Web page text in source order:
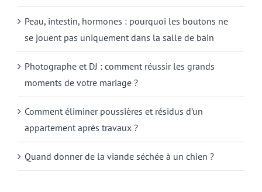
Peau, intestin, hormones : pourquoi les boutons ne
se jouent pas uniquement dans la salle de bain
Photographe et DJ : comment réussir les grands
moments de votre mariage ?
Comment éliminer poussières et résidus d’un
appartement après travaux ?
Quand donner de la viande séchée à un chien ?